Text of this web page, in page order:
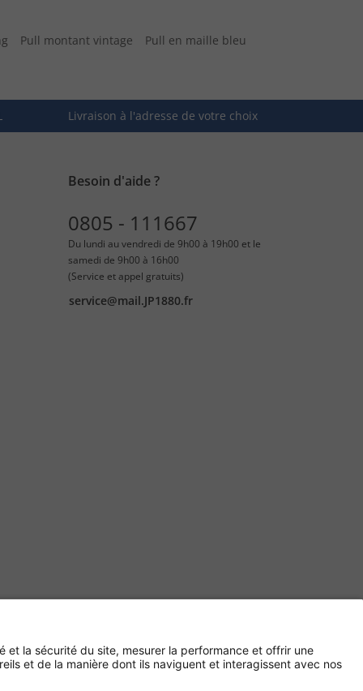
Pull montant vintage
Pull en maille bleu
Livraison à l'adresse de votre choix
Besoin d'aide ?
0805 - 111667
Du lundi au vendredi de 9h00 à 19h00 et le
samedi de 9h00 à 16h00
(Service et appel gratuits)
service@mail.JP1880.fr